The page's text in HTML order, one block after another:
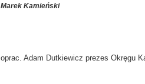
Marek Kamieński
oprac. Adam Dutkiewicz prezes Okręgu